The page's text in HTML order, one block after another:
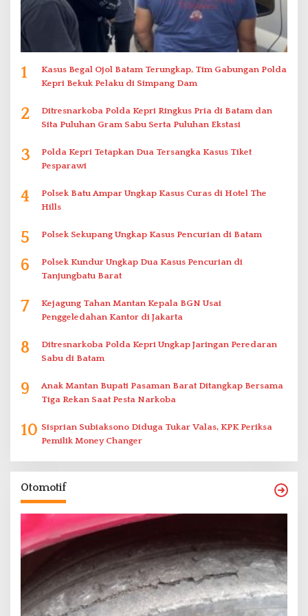
1
Kasus Begal Ojol Batam Terungkap, Tim Gabungan Polda
Kepri Bekuk Pelaku di Simpang Dam
2
Ditresnarkoba Polda Kepri Ringkus Pria di Batam dan
Sita Puluhan Gram Sabu Serta Puluhan Ekstasi
3
Polda Kepri Tetapkan Dua Tersangka Kasus Tiket
Pesparawi
4
Polsek Batu Ampar Ungkap Kasus Curas di Hotel The
Hills
5 Polsek Sekupang Ungkap Kasus Pencurian di Batam
6
Polsek Kundur Ungkap Dua Kasus Pencurian di
Tanjungbatu Barat
7
Kejagung Tahan Mantan Kepala BGN Usai
Penggeledahan Kantor di Jakarta
8
Ditresnarkoba Polda Kepri Ungkap Jaringan Peredaran
Sabu di Batam
9
Anak Mantan Bupati Pasaman Barat Ditangkap Bersama
Tiga Rekan Saat Pesta Narkoba
10 Sisprian Subiaksono Diduga Tukar Valas, KPK Periksa
Pemilik Money Changer
Otomotif